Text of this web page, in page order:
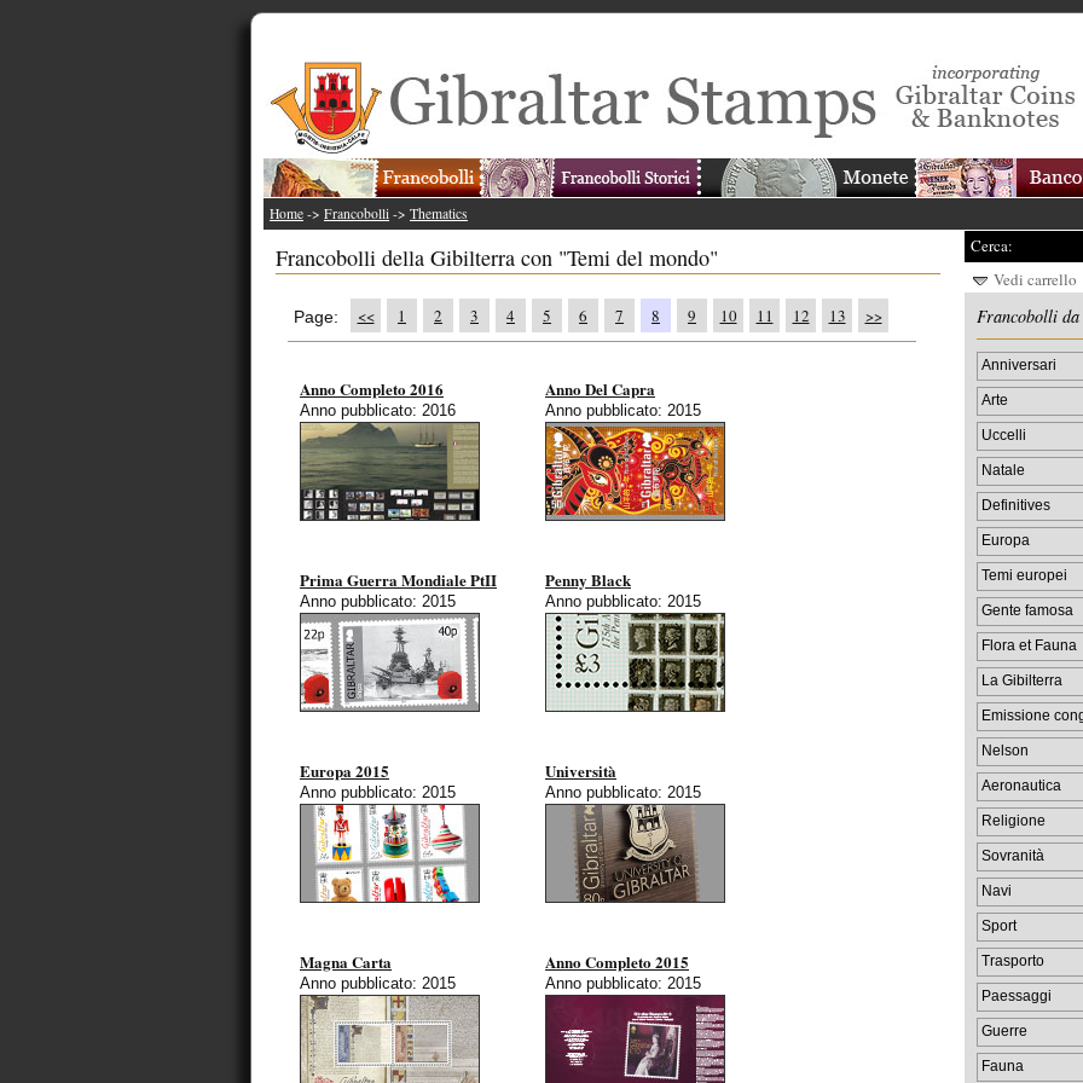
Home -> Francobolli -> Thematics
Francobolli della Gibilterra con "Temi del mondo"
Page: << 1 2 3 4 5 6 7 8 9 10 11 12 13 >>
Anno Completo 2016
Anno pubblicato: 2016
Anno Del Capra
Anno pubblicato: 2015
Prima Guerra Mondiale PtII
Anno pubblicato: 2015
Penny Black
Anno pubblicato: 2015
Europa 2015
Anno pubblicato: 2015
Università
Anno pubblicato: 2015
Magna Carta
Anno pubblicato: 2015
Anno Completo 2015
Anno pubblicato: 2015
Cerca:
Vedi carrello
Francobolli da
Anniversari
Arte
Uccelli
Natale
Definitives
Europa
Temi europei
Gente famosa
Flora et Fauna
La Gibilterra
Emissione
Nelson
Aeronautica
Religione
Sovranità
Navi
Sport
Trasporto
Paessaggi
Guerre
Fauna